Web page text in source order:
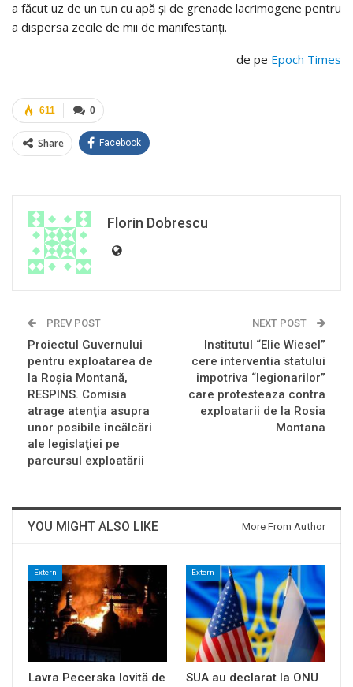
a făcut uz de un tun cu apă şi de grenade lacrimogene pentru
a dispersa zecile de mii de manifestanţi.
de pe Epoch Times
0
611
Share Facebook
Florin Dobrescu
PREV POST
Proiectul Guvernului
pentru exploatarea de
la Roşia Montană,
RESPINS. Comisia
atrage atenţia asupra
unor posibile încălcări
ale legislaţiei pe
parcursul exploatării
NEXT POST
Institutul “Elie Wiesel”
cere interventia statului
impotriva “legionarilor”
care protesteaza contra
exploatarii de la Rosia
Montana
YOU MIGHT ALSO LIKE More From Author
Extern
Lavra Pecerska lovită de
Extern
SUA au declarat la ONU